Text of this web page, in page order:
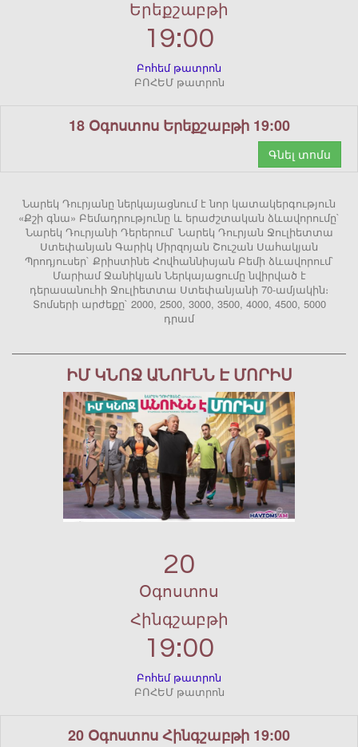
Երեքշաբթի
19:00
Բոհեմ թատրոն
ԲՈՀԵՄ թատրոն
18 Օգոստոս Երեքշաբթի 19:00
Գնել տոմս
Նարեկ Դուրյանը ներկայացնում է նոր կատակերգություն
«Քշի գնա» Բեմադրությունը և երաժշտական ձևավորումը`
Նարեկ Դուրյանի Դերերում` Նարեկ Դուրյան Ջուլիետտա
Ստեփանյան Գարիկ Միրզոյան Շուշան Սահակյան
Պրոդյուսեր` Քրիստինե Հովհաննիսյան Բեմի ձևավորում`
Մարիամ Ջանիկյան Ներկայացումը նվիրված է
դերասանուհի Ջուլիետտա Ստեփանյանի 70-ամյակին։
Տոմսերի արժեքը` 2000, 2500, 3000, 3500, 4000, 4500, 5000
դրամ
ԻՄ ԿՆՈՋ ԱՆՈՒՆՆ Է ՄՈՐԻՍ
20
Օգոստոս
Հինգշաբթի
19:00
Բոհեմ թատրոն
ԲՈՀԵՄ թատրոն
20 Օգոստոս Հինգշաբթի 19:00